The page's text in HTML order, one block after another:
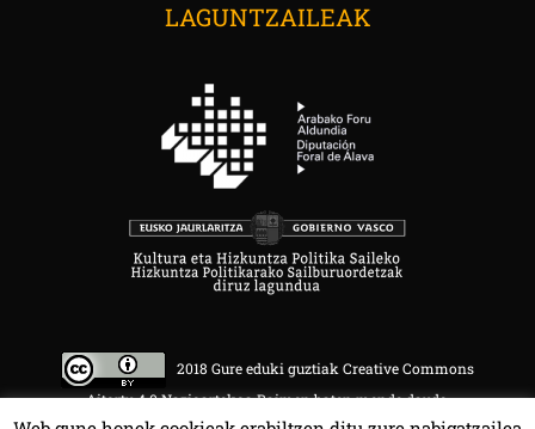
LAGUNTZAILEAK
2018 Gure eduki guztiak Creative Commons
Aitortu 4.0 Nazioartekoa Baimen baten mende daude.